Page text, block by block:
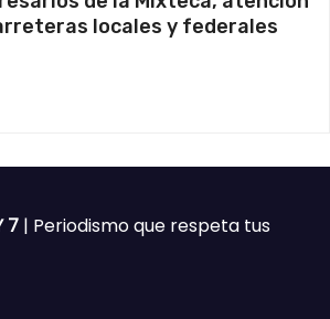
locales y federales
7 | Periodismo que respeta tus